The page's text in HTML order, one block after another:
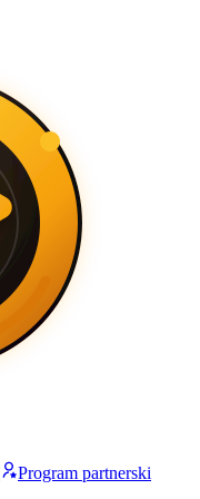
Program partnerski